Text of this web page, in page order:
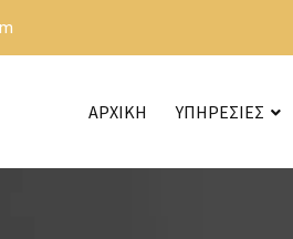
ΑΡΧΙΚΗ ΥΠΗΡΕΣΙΕΣ